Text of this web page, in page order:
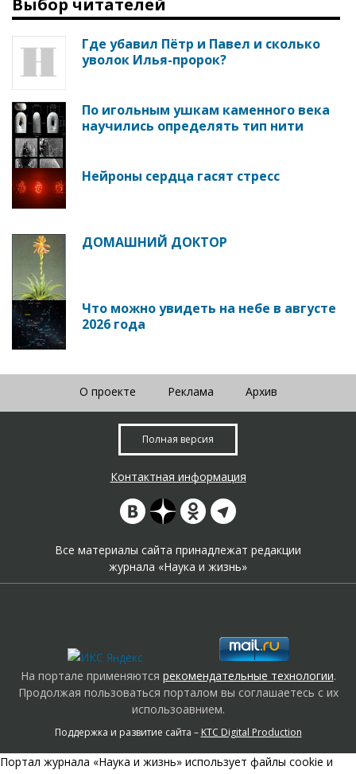
Где убавил Пётр и Павел и сколько
уволок Илья-пророк?
По игольным ушкам каменного века
научились определять тип нити
Нейроны сердца гасят стресс
ДОМАШНИЙ ДОКТОР
Что можно увидеть на небе в августе
2026 года
О проекте Реклама Архив
Полная версия
Контактная информация
Все материалы сайта принадлежат редакции
журнала «Наука и жизнь»
На портале применяются рекомендательные технологии.
Продолжая пользоваться порталом вы соглашаетесь с их
использоавнием.
Поддержка и развитие сайта – KTC Digital Production
Портал журнала «Наука и жизнь» использует файлы cookie и